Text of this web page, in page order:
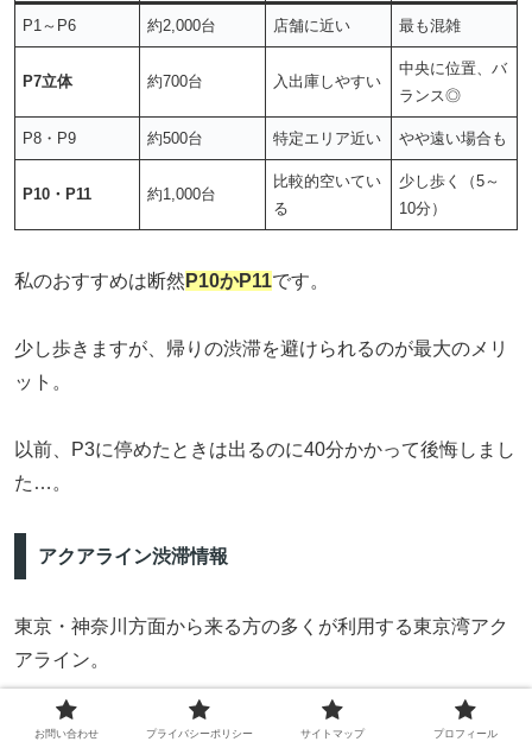
P1～P6 約2,000台 店舗に近い 最も混雑
P7立体 約700台 入出庫しやすい
中央に位置、バ
ランス◎
P8・P9 約500台 特定エリア近い やや遠い場合も
P10・P11 約1,000台
比較的空いてい
る
少し歩く（5～
10分）
私のおすすめは断然 P10かP11です。
少し歩きますが、帰りの渋滞を避けられるのが最大のメリ
ット。
以前、P3に停めたときは出るのに40分かかって後悔しまし
た…。
アクアライン渋滞情報
東京・神奈川方面から来る方の多くが利用する東京湾アク
アライン。
年末年始は当然、大渋滞が予想されます。
お問い合わせ プライバシーポリシー サイトマップ プロフィール